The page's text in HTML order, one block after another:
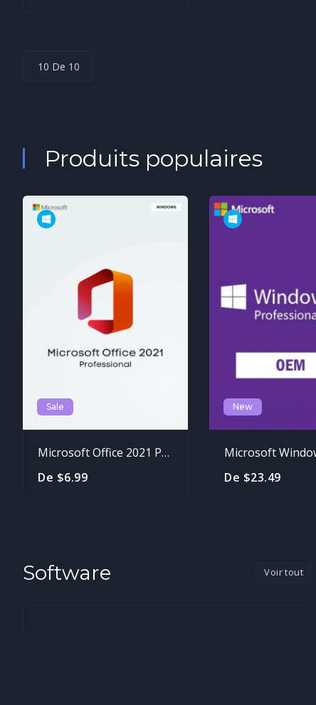
10 De 10
Produits populaires
Sale
Microsoft Office 2021 Pro Plus Cd Keys
De $6.99
New
De $23.49
Software Voir tout